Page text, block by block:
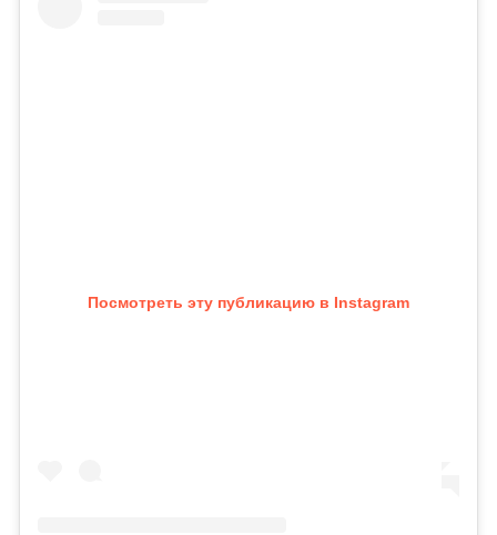
Посмотреть эту публикацию в Instagram